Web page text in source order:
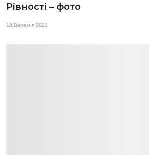
Рівності – фото
19 Вересня 2021